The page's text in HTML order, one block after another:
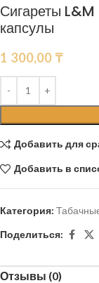
Сигареты
капсулы
1 300,00 ₸
Добавить для
Добавить в
Категория:
Поделиться:
Отзывы (0)